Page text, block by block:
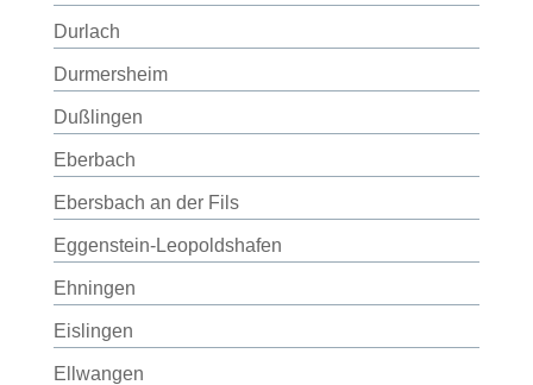
Durlach
Durmersheim
Dußlingen
Eberbach
Ebersbach an der Fils
Eggenstein-Leopoldshafen
Ehningen
Eislingen
Ellwangen